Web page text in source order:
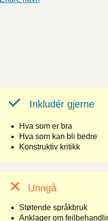
Inkludér gjerne
Hva som er bra
Hva som kan bli bedre
Konstruktiv kritikk
Unngå
Støtende språkbruk
Anklager om